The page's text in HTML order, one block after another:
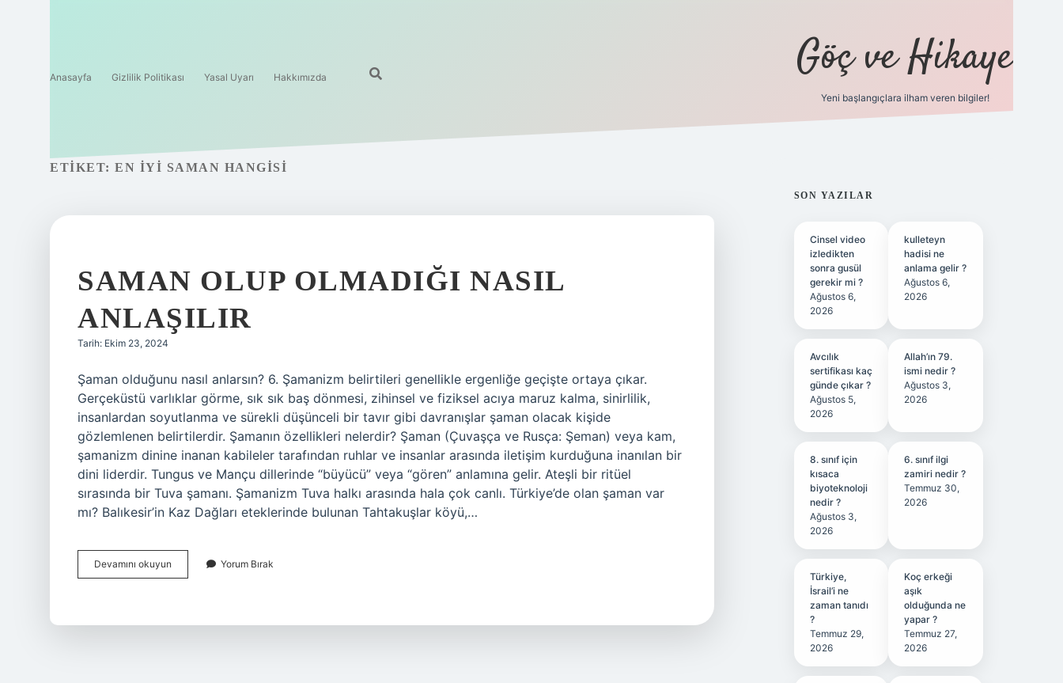
Anasayfa Gizlilik Politikası Yasal Uyarı Hakkımızda Göç ve Hikaye
Yeni başlangıçlara ilham veren bilgiler!
ETIKET: EN IYI SAMAN HANGISI
SAMAN OLUP OLMADIĞI NASIL
ANLAŞILIR
Tarih: Ekim 23, 2024
Şaman olduğunu nasıl anlarsın? 6. Şamanizm belirtileri genellikle ergenliğe geçişte ortaya çıkar.
Gerçeküstü varlıklar görme, sık sık baş dönmesi, zihinsel ve fiziksel acıya maruz kalma, sinirlilik,
insanlardan soyutlanma ve sürekli düşünceli bir tavır gibi davranışlar şaman olacak kişide
gözlemlenen belirtilerdir. Şamanın özellikleri nelerdir? Şaman (Çuvaşça ve Rusça: Şeman) veya kam,
şamanizm dinine inanan kabileler tarafından ruhlar ve insanlar arasında iletişim kurduğuna inanılan bir
dini liderdir. Tungus ve Mançu dillerinde “büyücü” veya “gören” anlamına gelir. Ateşli bir ritüel
sırasında bir Tuva şamanı. Şamanizm Tuva halkı arasında hala çok canlı. Türkiye’de olan şaman var
mı? Balıkesir’in Kaz Dağları eteklerinde bulunan Tahtakuşlar köyü,…
Devamını okuyun
Olup
Yorum Bırak
SIDEBAR
SON YAZILAR
Cinsel video
izledikten
sonra gusül
gerekir mi ?
Ağustos 6,
2026
kulleteyn
hadisi ne
anlama gelir ?
Ağustos 6,
2026
Avcılık
sertifikası kaç
günde çıkar ?
Ağustos 5,
2026
Allah’ın 79.
ismi nedir ?
Ağustos 3,
2026
8. sınıf için
kısaca
biyoteknoloji
nedir ?
Ağustos 3,
2026
6. sınıf ilgi
zamiri nedir ?
Temmuz 30,
2026
Türkiye,
İsrail’i ne
zaman tanıdı
?
Temmuz 29,
2026
Koç erkeği
aşık
olduğunda ne
yapar ?
Temmuz 27,
2026